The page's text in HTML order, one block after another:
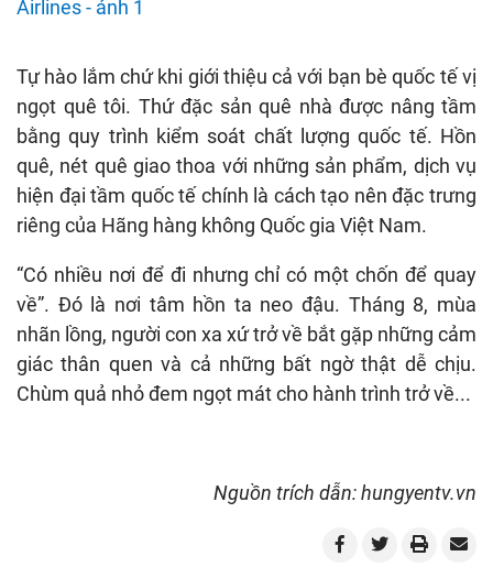
Tự hào lắm chứ khi giới thiệu cả với bạn bè quốc tế vị
ngọt quê tôi. Thứ đặc sản quê nhà được nâng tầm
bằng quy trình kiểm soát chất lượng quốc tế. Hồn
quê, nét quê giao thoa với những sản phẩm, dịch vụ
hiện đại tầm quốc tế chính là cách tạo nên đặc trưng
riêng của Hãng hàng không Quốc gia Việt Nam.
“Có nhiều nơi để đi nhưng chỉ có một chốn để quay
về”. Đó là nơi tâm hồn ta neo đậu. Tháng 8, mùa
nhãn lồng, người con xa xứ trở về bắt gặp những cảm
giác thân quen và cả những bất ngờ thật dễ chịu.
Chùm quả nhỏ đem ngọt mát cho hành trình trở về...
Nguồn trích dẫn: hungyentv.vn